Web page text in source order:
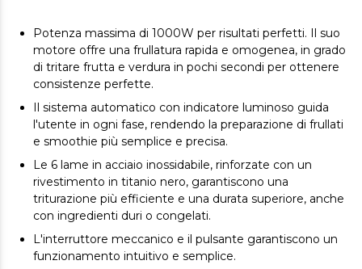
Potenza massima di 1000W per risultati perfetti. Il suo
motore offre una frullatura rapida e omogenea, in grado
di tritare frutta e verdura in pochi secondi per ottenere
consistenze perfette.
Il sistema automatico con indicatore luminoso guida
l'utente in ogni fase, rendendo la preparazione di frullati
e smoothie più semplice e precisa.
Le 6 lame in acciaio inossidabile, rinforzate con un
rivestimento in titanio nero, garantiscono una
triturazione più efficiente e una durata superiore, anche
con ingredienti duri o congelati.
L'interruttore meccanico e il pulsante garantiscono un
funzionamento intuitivo e semplice.